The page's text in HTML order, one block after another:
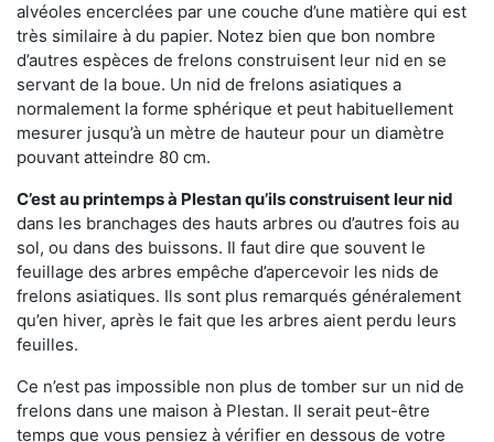
alvéoles encerclées par une couche d’une matière qui est
très similaire à du papier. Notez bien que bon nombre
d’autres espèces de frelons construisent leur nid en se
servant de la boue. Un nid de frelons asiatiques a
normalement la forme sphérique et peut habituellement
mesurer jusqu’à un mètre de hauteur pour un diamètre
pouvant atteindre 80 cm.
C’est au printemps à Plestan qu’ils construisent leur nid
dans les branchages des hauts arbres ou d’autres fois au
sol, ou dans des buissons. Il faut dire que souvent le
feuillage des arbres empêche d’apercevoir les nids de
frelons asiatiques. Ils sont plus remarqués généralement
qu’en hiver, après le fait que les arbres aient perdu leurs
feuilles.
Ce n’est pas impossible non plus de tomber sur un nid de
frelons dans une maison à Plestan. Il serait peut-être
temps que vous pensiez à vérifier en dessous de votre